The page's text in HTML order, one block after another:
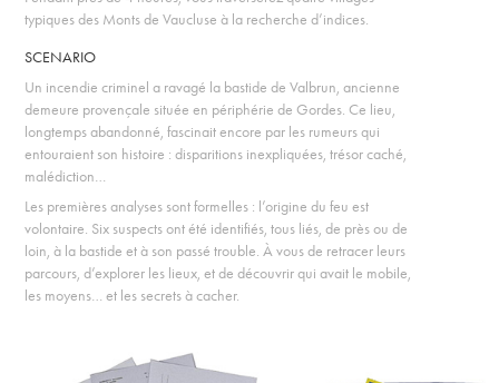
typiques des Monts de Vaucluse à la recherche d’indices.
SCENARIO
Un incendie criminel a ravagé la bastide de Valbrun, ancienne
demeure provençale située en périphérie de Gordes. Ce lieu,
longtemps abandonné, fascinait encore par les rumeurs qui
entouraient son histoire : disparitions inexpliquées, trésor caché,
malédiction…
Les premières analyses sont formelles : l’origine du feu est
volontaire. Six suspects ont été identifiés, tous liés, de près ou de
loin, à la bastide et à son passé trouble. À vous de retracer leurs
parcours, d’explorer les lieux, et de découvrir qui avait le mobile,
les moyens… et les secrets à cacher.